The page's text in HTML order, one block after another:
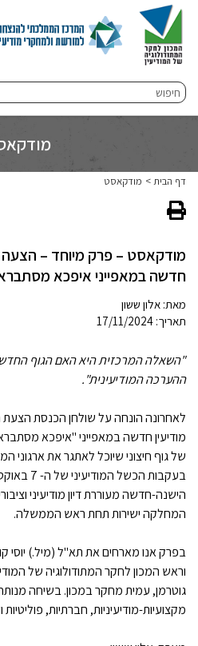
חיפוש
דף הבית מודקאסט
מודקאסט – פרק מיוחד –
חדשה במאפייני איפכא
מאת: אלון ששון
תאריך: 17/11/2024
"השאלה המרכזית היא האם הגוף החדש
ההערכה המודיעינית".
לאחרונה הונחה על שולחן הכנסת
מודיעין חדשה במאפייני "איפכא
של גוף חיצוני שיוכל לאתגר את ארגוני
בעקבות
הישנה-חדשה מעוררת דיון מודיעיני
המחלקה ישירות תחת ראש הממשלה.
בפרק אנו מארחים את תא"ל (מיל.) יוסי
וראש המכון לחקר המתודולוגיה של
גוטרמן, עמית מחקר במכון. בשיחה
מקצועיות-מודיעיניות, חברתיות, פוליטיות